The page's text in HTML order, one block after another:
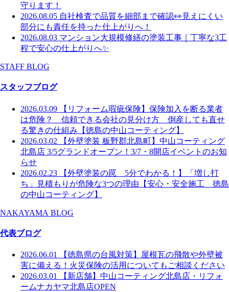
守ります！
2026.08.05 自社検査で品質を細部まで確認👀見えにくい
部分にも責任を持った仕上がりへ！
2026.08.03 マンション大規模修繕の塗装工事｜丁寧な3工
程で安心の仕上がりへ✨
STAFF BLOG
スタッフブログ
2026.03.09
【リフォーム瑕疵保険】保険加入を断る業者
は危険？ 信頼できる会社の見分け方 倒産しても直せ
る驚きの仕組み【徳島の中山コーティング】
2026.03.02
【外壁塗装 板野郡北島町】中山コーティング
北島店 3/5グランドオープン！3/7・8開店イベントのお知
らせ
2026.02.23
【外壁塗装の罠 5分でわかる！】「増し打
ち」見積もりが危険な3つの理由【安心・安全施工 徳島
の中山コーティング】
NAKAYAMA BLOG
代表ブログ
2026.06.01
【徳島県の台風対策】屋根瓦の飛散や外壁被
害に備える！火災保険の活用についてもご相談ください
2026.03.01
【新店舗】中山コーティング北島店・リフォ
ームナカヤマ北島店OPEN